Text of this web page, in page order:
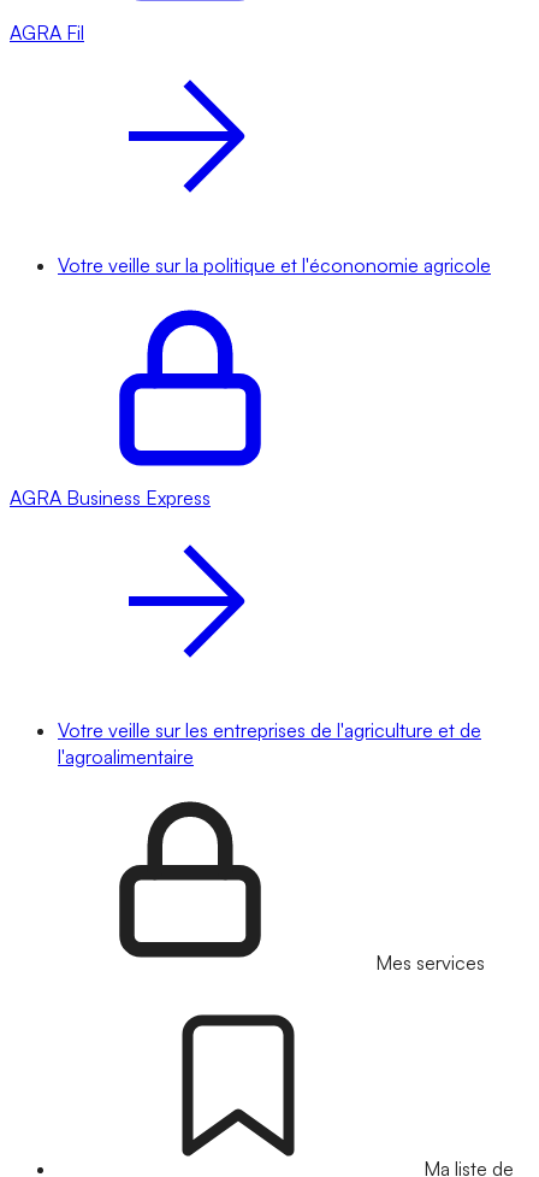
AGRA Fil
Votre veille sur la politique et l'écononomie agricole
AGRA Business Express
Votre veille sur les entreprises de l'agriculture et de
l'agroalimentaire
Mes services
Ma liste de